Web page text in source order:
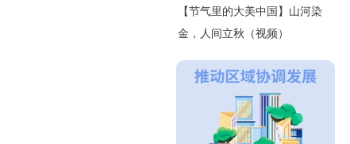
【节气里的大美中国】山河染
金，人间立秋（视频）